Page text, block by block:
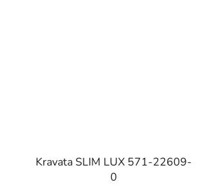
Kravata SLIM LUX 571-22609-
0